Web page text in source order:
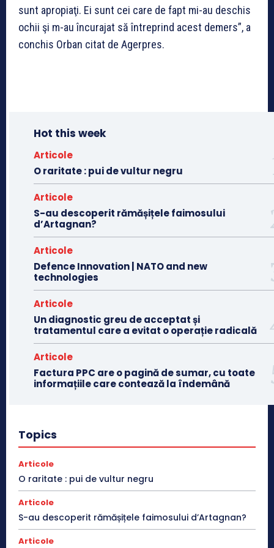
sunt apropiaţi. Ei sunt cei care de fapt mi-au deschis
ochii şi m-au încurajat să întreprind acest demers”, a
conchis Orban citat de Agerpres.
Hot this week
Articole
O raritate : pui de vultur negru
Articole
S-au descoperit rămășițele faimosului
d’Artagnan?
Articole
Defence Innovation | NATO and new
technologies
Articole
Un diagnostic greu de acceptat și
tratamentul care a evitat o operație radicală
Articole
Factura PPC are o pagină de sumar, cu toate
informațiile care contează la îndemână
Topics
Articole
O raritate : pui de vultur negru
Articole
S-au descoperit rămășițele faimosului d’Artagnan?
Articole